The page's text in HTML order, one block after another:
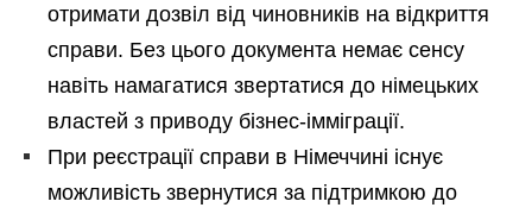
отримати дозвіл від чиновників на відкриття
справи. Без цього документа немає сенсу
навіть намагатися звертатися до німецьких
властей з приводу бізнес-імміграції.
При реєстрації справи в Німеччині існує
можливість звернутися за підтримкою до